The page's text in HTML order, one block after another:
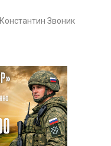
Константин Звоник